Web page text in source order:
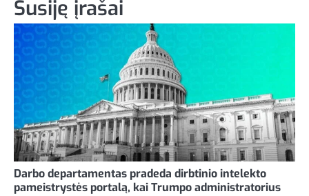
Susiję įrašai
Darbo departamentas pradeda dirbtinio intelekto
pameistrystės portalą, kai Trumpo administratorius